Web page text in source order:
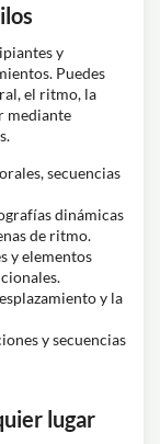
y
Puedes
el ritmo, la
mediante
secuencias
dinámicas
de ritmo.
y elementos
y la
y secuencias
lugar